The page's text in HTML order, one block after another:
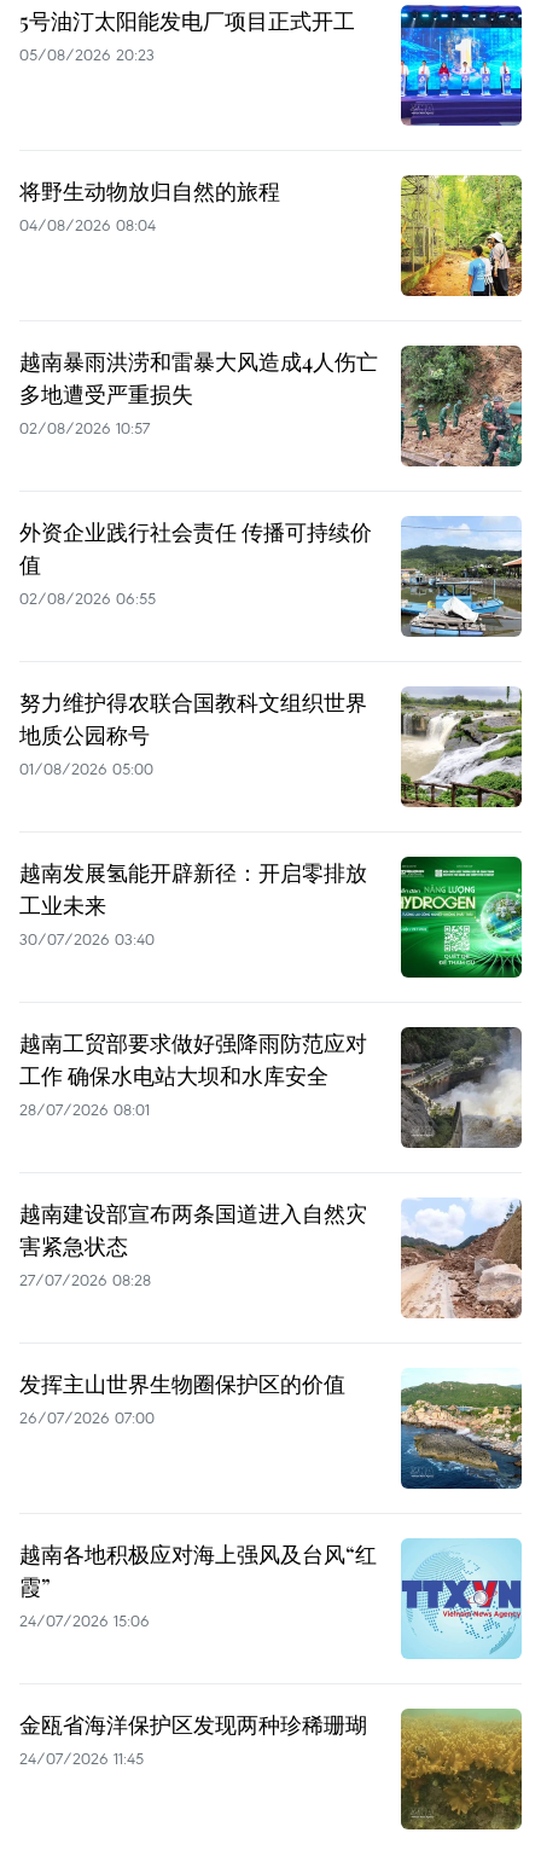
5号油汀太阳能发电厂项目正式开工
05/08/2026 20:23
将野生动物放归自然的旅程
04/08/2026 08:04
越南暴雨洪涝和雷暴大风造成4人伤亡
多地遭受严重损失
02/08/2026 10:57
外资企业践行社会责任 传播可持续价
值
02/08/2026 06:55
努力维护得农联合国教科文组织世界
地质公园称号
01/08/2026 05:00
越南发展氢能开辟新径：开启零排放
工业未来
30/07/2026 03:40
越南工贸部要求做好强降雨防范应对
工作 确保水电站大坝和水库安全
28/07/2026 08:01
越南建设部宣布两条国道进入自然灾
害紧急状态
27/07/2026 08:28
发挥主山世界生物圈保护区的价值
26/07/2026 07:00
越南各地积极应对海上强风及台风“红
霞”
24/07/2026 15:06
金瓯省海洋保护区发现两种珍稀珊瑚
24/07/2026 11:45